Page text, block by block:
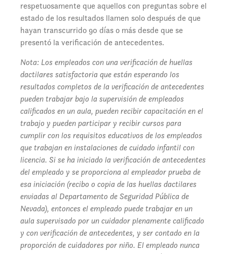
respetuosamente que aquellos con preguntas sobre el
estado de los resultados llamen solo después de que
hayan transcurrido 90 días o más desde que se
presentó la verificación de antecedentes.
Nota: Los empleados con una verificación de huellas
dactilares satisfactoria que están esperando los
resultados completos de la verificación de antecedentes
pueden trabajar bajo la supervisión de empleados
calificados en un aula, pueden recibir capacitación en el
trabajo y pueden participar y recibir cursos para
cumplir con los requisitos educativos de los empleados
que trabajan en instalaciones de cuidado infantil con
licencia. Si se ha iniciado la verificación de antecedentes
del empleado y se proporciona al empleador prueba de
esa iniciación (recibo o copia de las huellas dactilares
enviadas al Departamento de Seguridad Pública de
Nevada), entonces el empleado puede trabajar en un
aula supervisado por un cuidador plenamente calificado
y con verificación de antecedentes, y ser contado en la
proporción de cuidadores por niño. El empleado nunca